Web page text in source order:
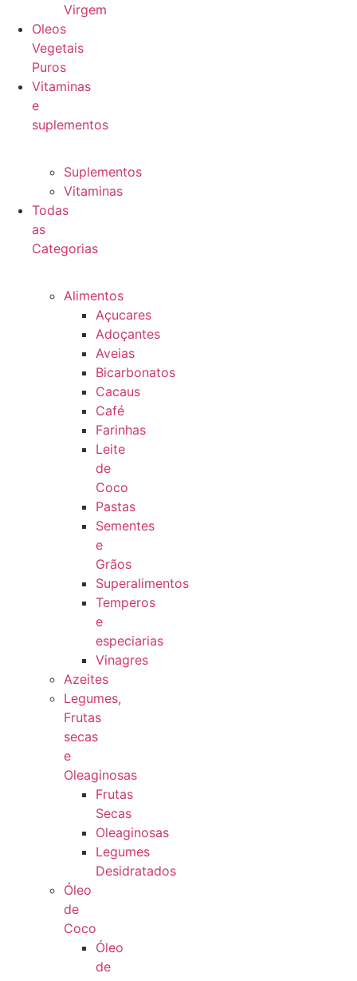
Virgem
Oleos
Vegetais
Puros
Vitaminas
e
suplementos
Suplementos
Vitaminas
Todas
as
Categorias
Alimentos
Açucares
Adoçantes
Aveias
Bicarbonatos
Cacaus
Café
Farinhas
Leite
de
Coco
Pastas
Sementes
e
Grãos
Superalimentos
Temperos
e
especiarias
Vinagres
Azeites
Legumes,
Frutas
secas
e
Oleaginosas
Frutas
Secas
Oleaginosas
Legumes
Desidratados
Óleo
de
Coco
Óleo
de